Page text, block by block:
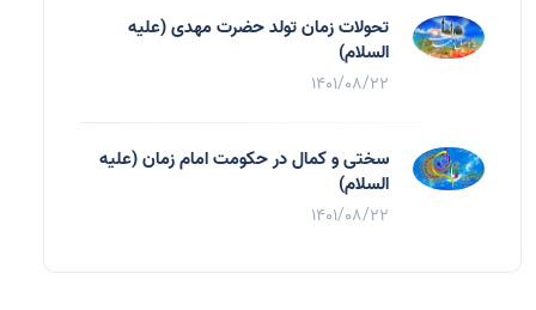
تحولات زمان تولد حضرت مهدی (علیه
السلام)
1401/08/22
سختی و کمال در حکومت امام زمان (علیه
السلام)
1401/08/22